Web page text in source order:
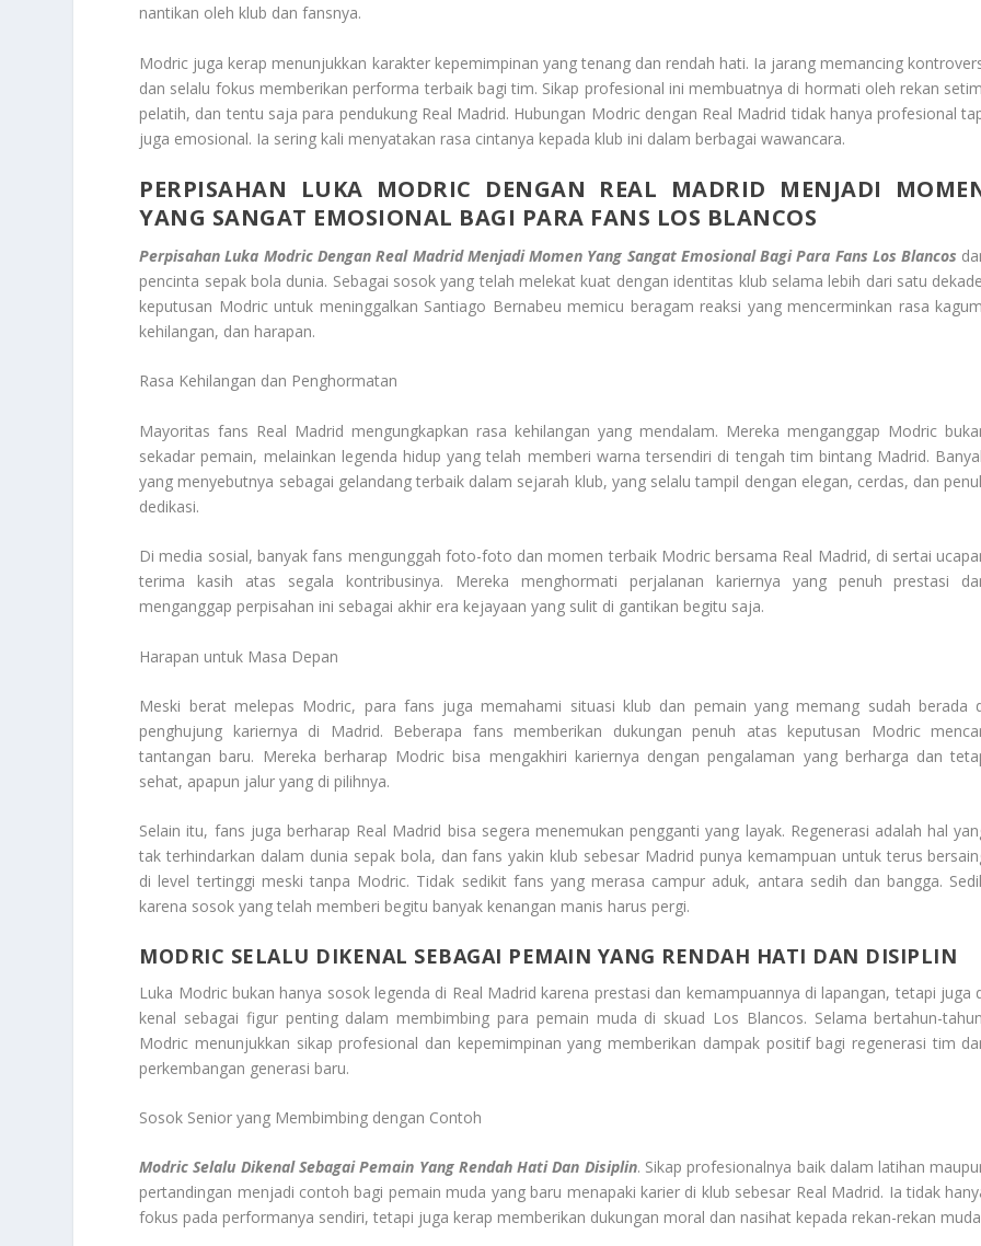
nantikan oleh klub dan fansnya.
Modric juga kerap menunjukkan karakter kepemimpinan yang tenang dan rendah hati. Ia jarang memancing
dan selalu fokus memberikan performa terbaik bagi tim. Sikap profesional ini membuatnya di hormati oleh rekan
pelatih, dan tentu saja para pendukung Real Madrid. Hubungan Modric dengan Real Madrid tidak hanya profesional
juga emosional. Ia sering kali menyatakan rasa cintanya kepada klub ini dalam berbagai wawancara.
PERPISAHAN LUKA MODRIC DENGAN REAL MADRID MENJADI
YANG SANGAT EMOSIONAL BAGI PARA FANS LOS BLANCOS
Perpisahan Luka Modric Dengan Real Madrid Menjadi Momen Yang Sangat Emosional Bagi Para Fans Los Blancos
pencinta sepak bola dunia. Sebagai sosok yang telah melekat kuat dengan identitas klub selama lebih dari satu
keputusan Modric untuk meninggalkan Santiago Bernabeu memicu beragam reaksi yang mencerminkan rasa
kehilangan, dan harapan.
Rasa Kehilangan dan Penghormatan
Mayoritas fans Real Madrid mengungkapkan rasa kehilangan yang mendalam. Mereka menganggap Modric
sekadar pemain, melainkan legenda hidup yang telah memberi warna tersendiri di tengah tim bintang Madrid.
yang menyebutnya sebagai gelandang terbaik dalam sejarah klub, yang selalu tampil dengan elegan, cerdas, dan
dedikasi.
Di media sosial, banyak fans mengunggah foto-foto dan momen terbaik Modric bersama Real Madrid, di sertai
terima kasih atas segala kontribusinya. Mereka menghormati perjalanan kariernya yang penuh prestasi
menganggap perpisahan ini sebagai akhir era kejayaan yang sulit di gantikan begitu saja.
Harapan untuk Masa Depan
Meski berat melepas Modric, para fans juga memahami situasi klub dan pemain yang memang sudah berada
penghujung kariernya di Madrid. Beberapa fans memberikan dukungan penuh atas keputusan Modric
tantangan baru. Mereka berharap Modric bisa mengakhiri kariernya dengan pengalaman yang berharga dan
sehat, apapun jalur yang di pilihnya.
Selain itu, fans juga berharap Real Madrid bisa segera menemukan pengganti yang layak. Regenerasi adalah hal
tak terhindarkan dalam dunia sepak bola, dan fans yakin klub sebesar Madrid punya kemampuan untuk terus
di level tertinggi meski tanpa Modric. Tidak sedikit fans yang merasa campur aduk, antara sedih dan bangga.
karena sosok yang telah memberi begitu banyak kenangan manis harus pergi.
MODRIC SELALU DIKENAL SEBAGAI PEMAIN YANG RENDAH HATI DAN DISIPLIN
Luka Modric bukan hanya sosok legenda di Real Madrid karena prestasi dan kemampuannya di lapangan, tetapi juga
kenal sebagai figur penting dalam membimbing para pemain muda di skuad Los Blancos. Selama bertahun-
Modric menunjukkan sikap profesional dan kepemimpinan yang memberikan dampak positif bagi regenerasi tim
perkembangan generasi baru.
Sosok Senior yang Membimbing dengan Contoh
Modric Selalu Dikenal Sebagai Pemain Yang Rendah Hati Dan Disiplin. Sikap profesionalnya baik dalam latihan
pertandingan menjadi contoh bagi pemain muda yang baru menapaki karier di klub sebesar Real Madrid. Ia tidak
fokus pada performanya sendiri, tetapi juga kerap memberikan dukungan moral dan nasihat kepada rekan-rekan